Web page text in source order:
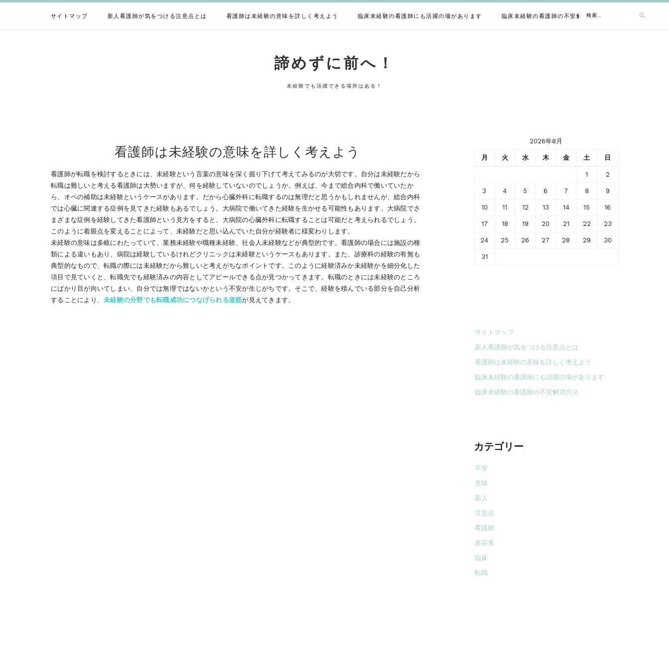
サイトマップ 新人看護師が気をつける注意点とは 看護師は未経験の意味を詳しく考えよう 臨床未経験の看護師にも活躍の場があります 臨床未経験の看護師の不安解消方法
検
諦めずに前へ！
未経験でも活躍できる場所はある！
看護師は未経験の意味を詳しく考えよう
看護師が転職を検討するときには、未経験という言葉の意味を深く掘り下げて考えてみるのが大切です。自分は未経験だから
転職は難しいと考える看護師は大勢いますが、何を経験していないのでしょうか。例えば、今まで総合内科で働いていたか
ら、オペの補助は未経験というケースがあります。だから心臓外科に転職するのは無理だと思うかもしれませんが、総合内科
では心臓に関連する症例を見てきた経験もあるでしょう。大病院で働いてきた経験を生かせる可能性もあります。大病院でさ
まざまな症例を経験してきた看護師という見方をすると、大病院の心臓外科に転職することは可能だと考えられるでしょう。
このように着眼点を変えることによって、未経験だと思い込んでいた自分が経験者に様変わりします。
未経験の意味は多岐にわたっていて、業務未経験や職種未経験、社会人未経験などが典型的です。看護師の場合には施設の種
類による違いもあり、病院は経験しているけれどクリニックは未経験というケースもあります。また、診療科の経験の有無も
典型的なもので、転職の際には未経験だから難しいと考えがちなポイントです。このように経験済みか未経験かを細分化した
項目で見ていくと、転職先でも経験済みの内容としてアピールできる点が見つかってきます。転職のときには未経験のところ
にばかり目が向いてしまい、自分では無理ではないかという不安が生じがちです。そこで、経験を積んでいる部分を自己分析
することにより、 未経験の分野でも転職成功につなげられる道筋が見えてきます。
2026年8月
月 火 水 木 金 土 日
1 2
3 4 5 6 7 8 9
10 11 12 13 14 15 16
17 18 19 20 21 22 23
24 25 26 27 28 29 30
31
サイトマップ
新人看護師が気をつける注意点とは
看護師は未経験の意味を詳しく考えよう
臨床未経験の看護師にも活躍の場があります
臨床未経験の看護師の不安解消方法
カテゴリー
不安
意味
新人
注意点
看護師
美容系
臨床
転職